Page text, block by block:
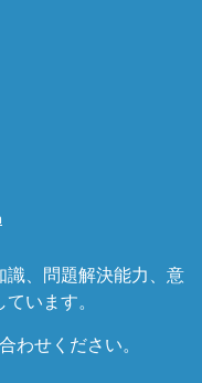
識、問題解決能力、意
います。
わせください。